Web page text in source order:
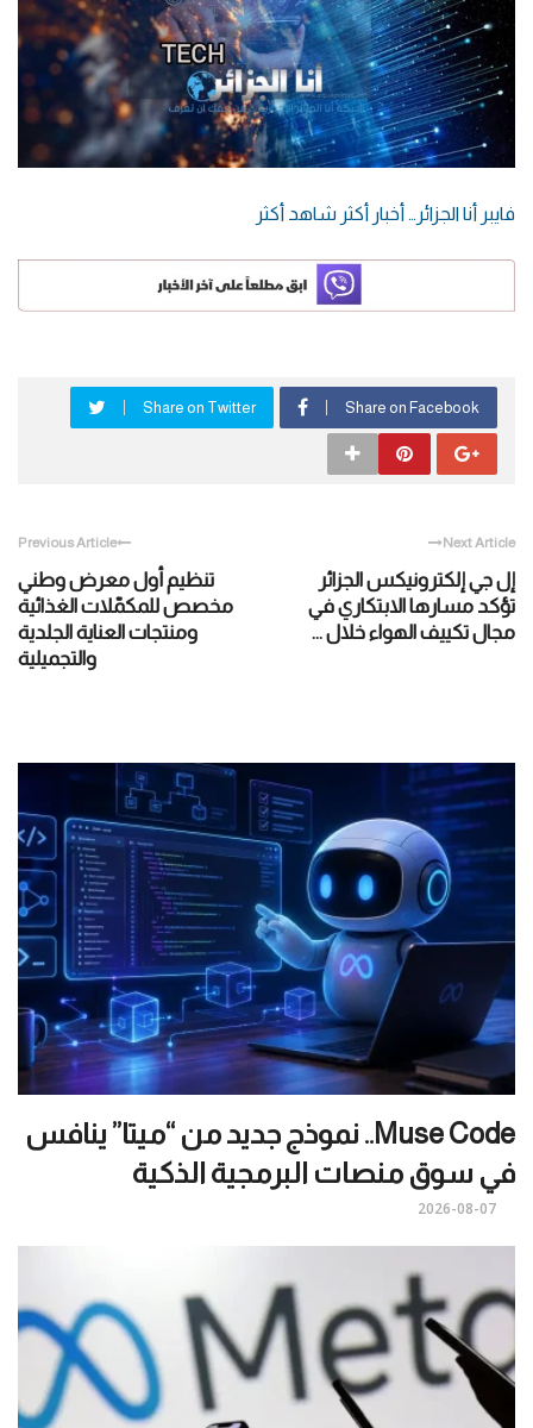
فايبر أنا الجزائر… أخبار أكثر شاهد أكثر
Share on Facebook
Share on Twitter
Previous Article
تنظيم أول معرض وطني
مخصص للمكمّلات الغذائية
ومنتجات العناية الجلدية
والتجميلية
Next Article
إل جي إلكترونيكس الجزائر
تؤكد مسارها الابتكاري في
مجال تكييف الهواء خلال ...
Muse Code.. نموذج جديد من “ميتا” ينافس
في سوق منصات البرمجية الذكية
2026-08-07